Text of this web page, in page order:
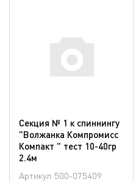
Секция № 1 к спиннингу
"Волжанка Компромисс
Компакт " тест 10-40гр
2.4м
Артикул 500-075409